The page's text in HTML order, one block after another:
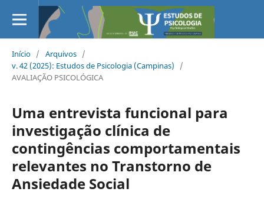
Início / Arquivos /
v. 42 (2025): Estudos de Psicologia (Campinas)
/
AVALIAÇÃO PSICOLÓGICA
Uma entrevista funcional para
investigação clínica de
contingências comportamentais
relevantes no Transtorno de
Ansiedade Social